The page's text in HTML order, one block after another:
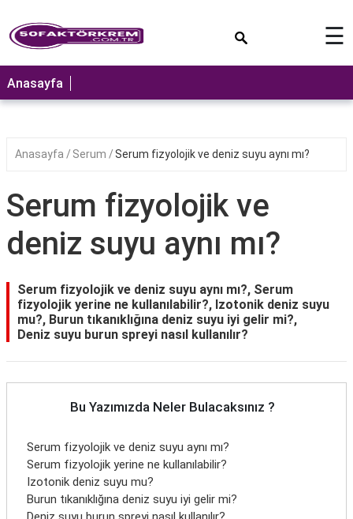
ANASAYFA
☰
Anasayfa
Anasayfa Serum Serum fizyolojik ve deniz suyu aynı mı?
Serum fizyolojik ve
deniz suyu aynı mı?
Serum fizyolojik ve deniz suyu aynı mı?, Serum
fizyolojik yerine ne kullanılabilir?, Izotonik deniz suyu
mu?, Burun tıkanıklığına deniz suyu iyi gelir mi?,
Deniz suyu burun spreyi nasıl kullanılır?
Bu Yazımızda Neler Bulacaksınız ?
Serum fizyolojik ve deniz suyu aynı mı?
Serum fizyolojik yerine ne kullanılabilir?
Izotonik deniz suyu mu?
Burun tıkanıklığına deniz suyu iyi gelir mi?